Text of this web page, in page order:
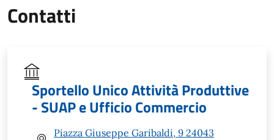
Contatti
Sportello Unico Attività Produttive
- SUAP e Ufficio Commercio
Piazza Giuseppe Garibaldi, 9 24043